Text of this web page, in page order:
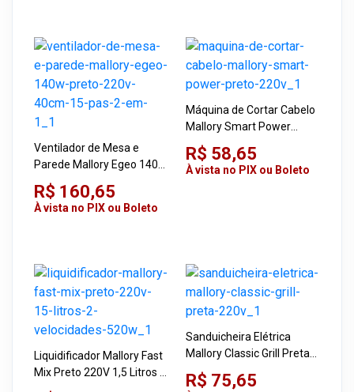
Ventilador de Mesa e
Parede Mallory Egeo 140W
Preto 220V 40cm 15 Pás 2
em 1
R$ 160,65
À vista no PIX ou Boleto
Máquina de Cortar Cabelo
Mallory Smart Power
Preto 220V
R$ 58,65
À vista no PIX ou Boleto
Liquidificador Mallory Fast
Mix Preto 220V 1,5 Litros 2
Velocidades 520W
Sanduicheira Elétrica
Mallory Classic Grill Preta
220V
R$ 75,65